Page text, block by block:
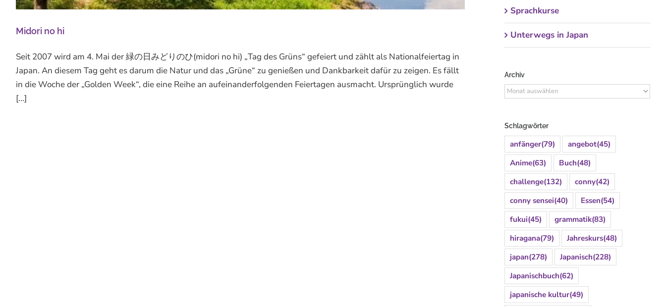
Midori no hi
Seit 2007 wird am 4. Mai der 緑の日みどりのひ(midori no hi) „Tag des Grüns“ gefeiert und zählt als Nationalfeiertag in
Japan. An diesem Tag geht es darum die Natur und das „Grüne“ zu genießen und Dankbarkeit dafür zu zeigen. Es fällt
in die Woche der „Golden Week“, die eine Reihe an aufeinanderfolgenden Feiertagen ausmacht. Ursprünglich wurde
[...]
Sprachkurse
Unterwegs in Japan
Archiv
Archiv
Schlagwörter
anfänger(79) angebot(45)
Anime(63) Buch(48)
challenge(132) conny(42)
conny sensei(40) Essen(54)
fukui(45) grammatik(83)
hiragana(79) Jahreskurs(48)
japan(278) Japanisch(228)
Japanischbuch(62)
japanische kultur(49)